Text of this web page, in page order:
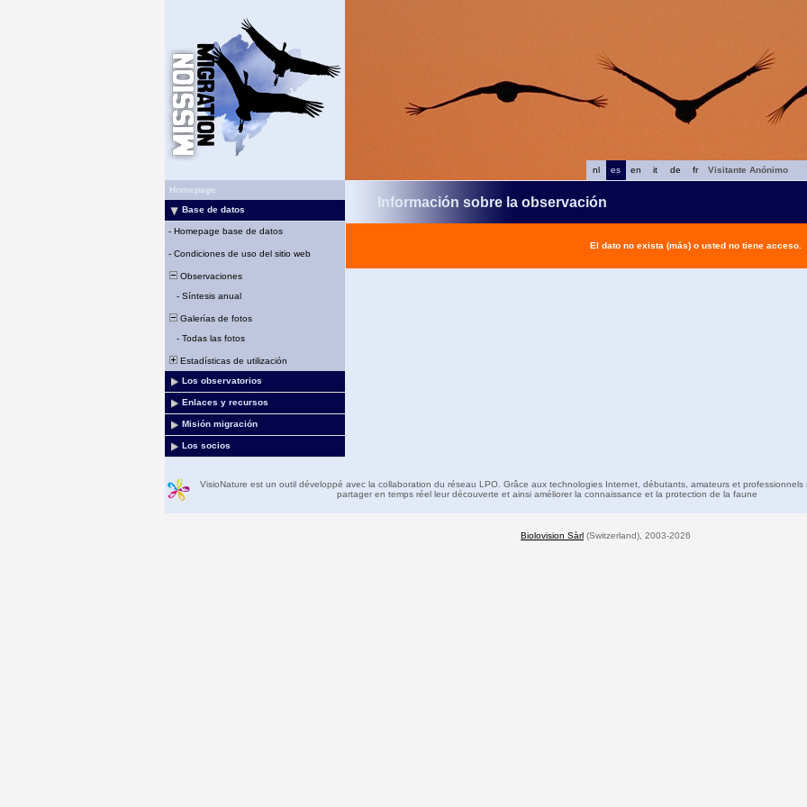
fr
de
it
en
es
nl
Visitante Anónimo
Homepage
Base de datos
- Homepage base de datos
- Condiciones de uso del sitio web
Observaciones
- Síntesis anual
Galerías de fotos
- Todas las fotos
Estadísticas de utilización
Los observatorios
Enlaces y recursos
Misión migración
Los socios
Información sobre la observación
El dato no exista (más) o usted no tiene acceso.
VisioNature est un outil développé avec la collaboration du réseau LPO. Grâce aux technologies Internet, débutants, amateurs et professionnels
partager en temps réel leur découverte et ainsi améliorer la connaissance et la protection de la faune
Biolovision Sàrl (Switzerland), 2003-2026